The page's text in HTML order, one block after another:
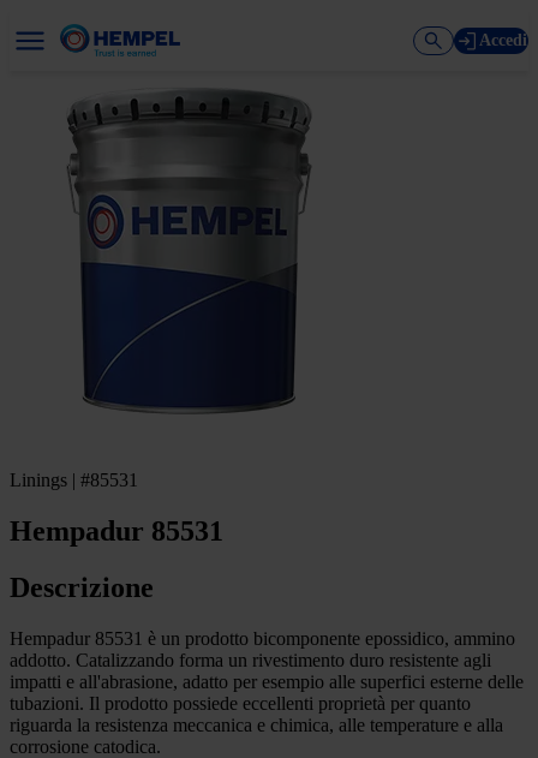
Accedi
Linings | #85531
Hempadur 85531
Descrizione
Hempadur 85531 è un prodotto bicomponente epossidico, ammino
addotto. Catalizzando forma un rivestimento duro resistente agli
impatti e all'abrasione, adatto per esempio alle superfici esterne delle
tubazioni. Il prodotto possiede eccellenti proprietà per quanto
riguarda la resistenza meccanica e chimica, alle temperature e alla
corrosione catodica.